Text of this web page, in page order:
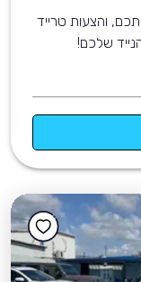
והצעות טרייד
שלכם!